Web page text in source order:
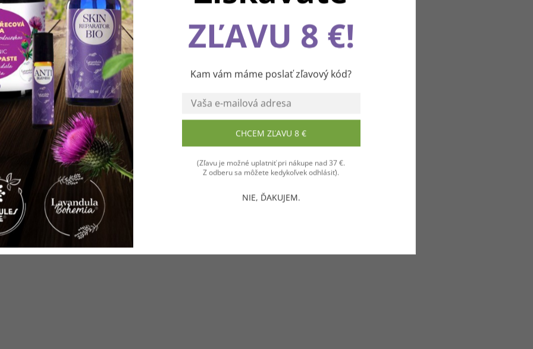
cookies, aby sme vám spríjemnili pohodlnú cestu
webom Levanduľového údolia. Vďaka vašim podnetom
neustále zlepšujeme jeho funkcie, výkon a prehľadnosť.
Ďakujeme a prajeme vám príjemný zážitok! 💜
Súhlasím
ZĽAVU 8 €!
Kam vám máme poslať zľavový kód?
CHCEM ZĽAVU 8 €
(Zľavu je možné uplatniť pri nákupe nad 37 €.
Z odberu sa môžete kedykoľvek odhlásiť).
NIE, ĎAKUJEM.